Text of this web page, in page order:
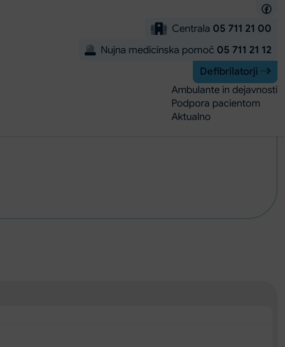
Centrala 05 711 21 00
Nujna medicinska pomoč 05 711 21 12
Defibrilatorji
Ambulante in dejavnosti
Podpora pacientom
Aktualno